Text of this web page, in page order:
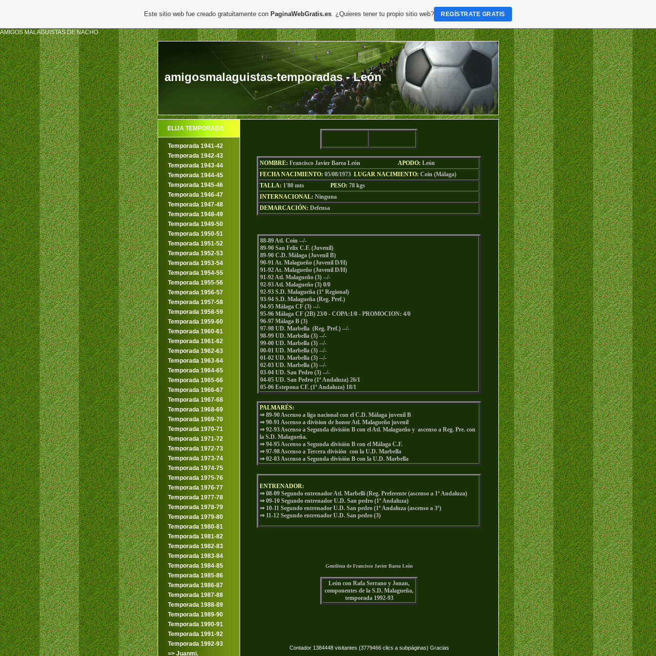
AMIGOS MALAGUISTAS DE NACHO
amigosmalaguistas-temporadas - León
ELIJA TEMPORADA
Temporada 1941-42
Temporada 1942-43
Temporada 1943-44
Temporada 1944-45
Temporada 1945-46
Temporada 1946-47
Temporada 1947-48
Temporada 1948-49
Temporada 1949-50
Temporada 1950-51
Temporada 1951-52
Temporada 1952-53
Temporada 1953-54
Temporada 1954-55
Temporada 1955-56
Temporada 1956-57
Temporada 1957-58
Temporada 1958-59
Temporada 1959-60
Temporada 1960-61
Temporada 1961-62
Temporada 1962-63
Temporada 1963-64
Temporada 1964-65
Temporada 1965-66
Temporada 1966-67
Temporada 1967-68
Temporada 1968-69
Temporada 1969-70
Temporada 1970-71
Temporada 1971-72
Temporada 1972-73
Temporada 1973-74
Temporada 1974-75
Temporada 1975-76
Temporada 1976-77
Temporada 1977-78
Temporada 1978-79
Temporada 1979-80
Temporada 1980-81
Temporada 1981-82
Temporada 1982-83
Temporada 1983-84
Temporada 1984-85
Temporada 1985-86
Temporada 1986-87
Temporada 1987-88
Temporada 1988-89
Temporada 1989-90
Temporada 1990-91
Temporada 1991-92
Temporada 1992-93
=> Juanmi.
NOMBRE: Francisco Javier Barea León APODO: León
FECHA NACIMIENTO: 05/08/1973 LUGAR NACIMIENTO: Coín (Málaga)
TALLA: 1'80 mts PESO: 78 kgs
INTERNACIONAL: Ninguna
DEMARCACIÓN: Defensa
88-89 Atl. Coin --/-
89-90 San Felix C.F. (Juvenil)
89-90 C.D. Málaga (Juvenil B)
90-91 At. Malagueño (Juvenil D/H)
91-92 At. Malagueño (Juvenil D/H)
91-92 Atl. Malagueño (3) --/-
92-93 Atl. Malagueño (3) 0/0
92-93 S.D. Malagueña (1ª Regional)
93-94 S.D. Malagueña (Reg. Pref.)
94-95 Málaga CF (3) --/-
95-96 Málaga CF (2B) 23/0 - COPA:1/0 - PROMOCION: 4/0
96-97 Málaga B (3)
97-98 UD. Marbella (Reg. Pref.) --/-
98-99 UD. Marbella (3) --/-
99-00 UD. Marbella (3) --/-
00-01 UD. Marbella (3) --/-
01-02 UD. Marbella (3) --/-
02-03 UD. Marbella (3) --/-
03-04 UD. San Pedro (3) --/-
04-05 UD. San Pedro (1ª Andaluza) 26/1
05-06 Estepona CF. (1ª Andaluza) 18/1
PALMARÉS:
⇒ 89-90 Ascenso a liga nacional con el C.D. Málaga juvenil B
⇒ 90-91 Ascenso a division de honor Atl. Malagueño juvenil
⇒ 92-93 Ascenso a Segunda división B con el Atl. Malagueño y ascenso a Reg. Pre. con
la S.D. Malagueña.
⇒ 94-95 Ascenso a Segunda división B con el Málaga C.F.
⇒ 97-98 Ascenso a Tercera división con la U.D. Marbella
⇒ 02-03 Ascenso a Segunda división B con la U.D. Marbella
ENTRENADOR:
⇒ 08-09 Segundo entrenador Atl. Marbelli (Reg. Preferente (ascenso a 1ª Andaluza)
⇒ 09-10 Segundo entrenador U.D. San pedro (1ª Andaluza)
⇒ 10-11 Segundo entrenador U.D. San pedro (1ª Andaluza (ascenso a 3ª)
⇒ 11-12 Segundo entrenador U.D. San pedro (3)
Gentileza de Francisco Javier Barea León
León con Rafa Serrano y Jonan,
componentes de la S.D. Malagueña,
temporada 1992-93
Contador 1384448 visitantes (3779466 clics a subpáginas) Gracias
Este sitio web fue creado gratuitamente con PaginaWebGratis.es. ¿Quieres tener tu propio sitio web? REGÍSTRATE GRATIS